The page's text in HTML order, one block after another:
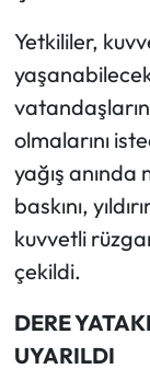
Yetkililer,
olmalarını
yağış
baskını,
kuvvetli
çekildi.
DERE
UYARILDI
Sağlık
Siyaset
Spor
Sungurlu
Turizm